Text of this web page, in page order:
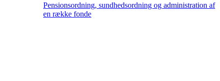
Pensionsordning, sundhedsordning og administration af
en række fonde